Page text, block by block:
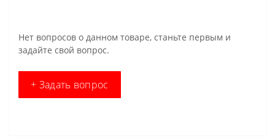
Нет вопросов о данном товаре, станьте первым и
задайте свой вопрос.
+ Задать вопрос